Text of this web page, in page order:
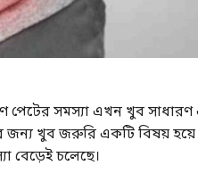
পেটের সমস্যা এখন খুব
জন্য খুব জরুরি একটি বিষয়
বেড়েই চলেছে।